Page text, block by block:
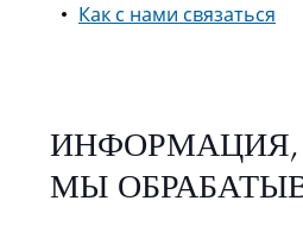
Как с нами связаться
МЫ